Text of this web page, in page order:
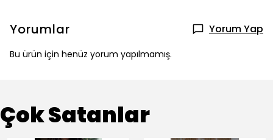
Yorumlar Yorum Yap
Bu ürün için henüz yorum yapılmamış.
Çok Satanlar